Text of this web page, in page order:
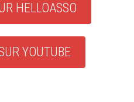
HELLOASSO
YOUTUBE